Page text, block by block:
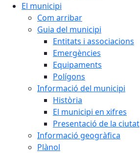
El municipi
Com arribar
Guia del municipi
Entitats i associacions
Emergències
Equipaments
Polígons
Informació del municipi
Història
El municipi en xifres
Presentació de la ciutat
Informació geogràfica
Plànol